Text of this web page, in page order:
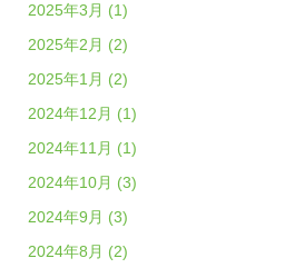
2025年3月 (1)
2025年2月 (2)
2025年1月 (2)
2024年12月 (1)
2024年11月 (1)
2024年10月 (3)
2024年9月 (3)
2024年8月 (2)